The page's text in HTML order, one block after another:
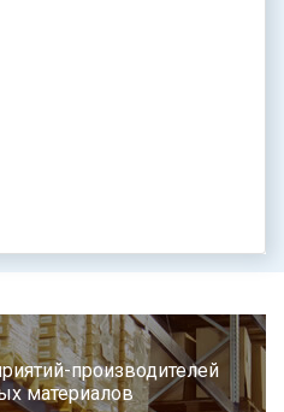
производителей
материалов